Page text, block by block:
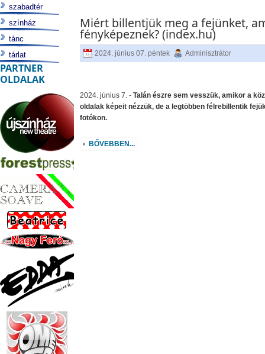
Miért billentjük meg a fejünket,
fényképeznek? (index.hu)
2024. június 07. péntek Adminisztrátor
2024. június 7. -Talán észre sem vesszük, amikor a
oldalak képeit nézzük, de a legtöbben félrebillentik
fotókon.
BŐVEBBEN...
szabadtér
színház
tánc
tárlat
PARTNER
OLDALAK